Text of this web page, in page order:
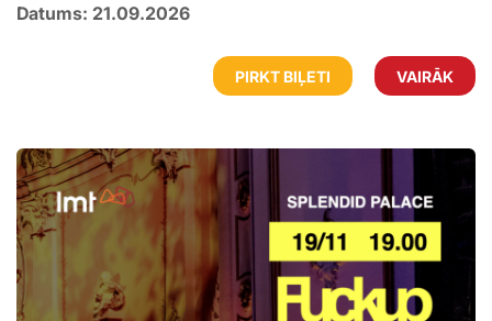
Datums: 21.09.2026
PIRKT BIĻETI VAIRĀK